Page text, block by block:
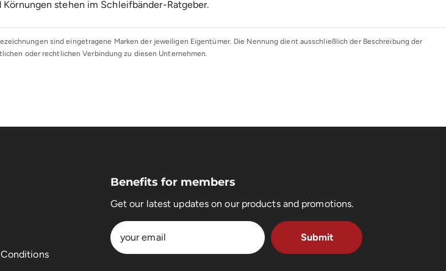
stehen im Schleifbänder-Ratgeber.
sind eingetragene Marken der jeweiligen Eigentümer. Die Nennung dient ausschließlich der Beschreibung der
oder rechtlichen Verbindung zu diesen Unternehmen.
Benefits for members
Get our latest updates on our products and promotions.
Submit